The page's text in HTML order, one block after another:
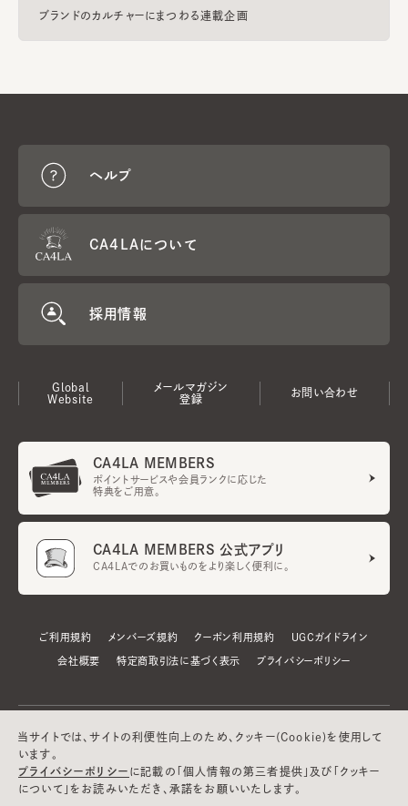
ブランドのカルチャーにまつわる連載企画
ヘルプ
CA4LAについて
採用情報
Global
Website
メールマガジン
登録
お問い合わせ
CA4LA MEMBERS
ポイントサービスや会員ランクに応じた
特典をご用意。
CA4LA MEMBERS 公式アプリ
CA4LAでのお買いものをより楽しく便利に。
ご利用規約 メンバーズ規約 クーポン利用規約 UGCガイドライン
会社概要 特定商取引法に基づく表示 プライバシーポリシー
当サイトでは、サイトの利便性向上のため、クッキー(Cookie)を使用して
います。
プライバシーポリシー に記載の「個人情報の第三者提供」及び「クッキー
について」をお読みいただき、承諾をお願いいたします。